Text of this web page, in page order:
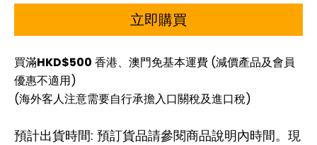
立即購買
買滿HKD$500 香港、澳門免基本運費 (減價產品及會員
優惠不適用)
(海外客人注意需要自行承擔入口關稅及進口稅)
預計出貨時間: 預訂貨品請參閱商品說明內時間。現